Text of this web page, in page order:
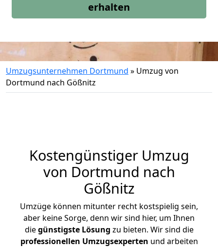
erhalten
Umzugsunternehmen Dortmund » Umzug von
Dortmund nach Gößnitz
Kostengünstiger Umzug
von Dortmund nach
Gößnitz
Umzüge können mitunter recht kostspielig sein,
aber keine Sorge, denn wir sind hier, um Ihnen
diegünstigste Lösung zu bieten. Wir sind die
professionellen Umzugsexperten und arbeiten